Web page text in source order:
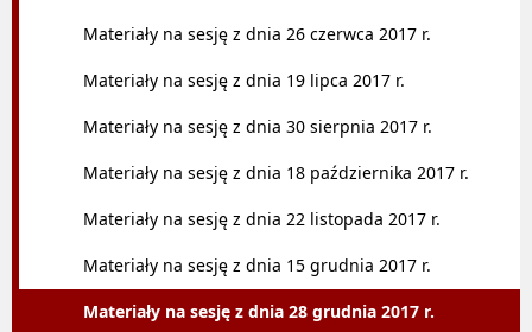
Materiały na sesję z dnia 26 czerwca 2017 r.
Materiały na sesję z dnia 19 lipca 2017 r.
Materiały na sesję z dnia 30 sierpnia 2017 r.
Materiały na sesję z dnia 18 października 2017 r.
Materiały na sesję z dnia 22 listopada 2017 r.
Materiały na sesję z dnia 15 grudnia 2017 r.
Materiały na sesję z dnia 28 grudnia 2017 r.